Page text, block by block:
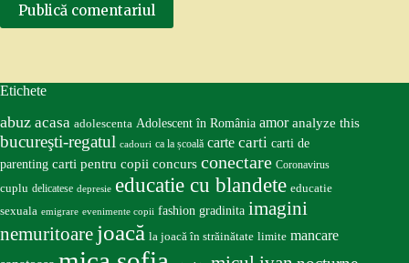
Publică comentariul
Etichete
abuz acasa adolescenta Adolescent în România amor analyze this
bucureşti-regatul cadouri ca la școală carte carti carti de
parenting carti pentru copii concurs conectare Coronavirus
cuplu delicatese depresie educatie cu blandete educatie
sexuala emigrare evenimente copii fashion gradinita imagini
nemuritoare joacă la joacă în străinătate limite mancare